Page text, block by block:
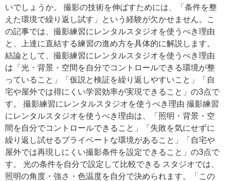
いでしょうか。 撮影の技術を伸ばすためには、「条件を整
えた環境で繰り返し試す」という経験が欠かせません。こ
の記事では、撮影練習にレンタルスタジオを使うべき理由
と、上達に直結する練習の進め方を具体的に解説します。
結論として、撮影練習にレンタルスタジオを使うべき理由
は「光・背景・空間を自分でコントロールできる環境が整
っていること」「仮説と検証を繰り返しやすいこと」「自
宅や屋外では得にくい学習効率が実現できること」の3点で
す。 撮影練習にレンタルスタジオを使うべき理由 撮影練習
にレンタルスタジオを使うべき理由は、「照明・背景・空
間を自分でコントロールできること」「失敗を気にせずに
繰り返し試せるプライベートな環境があること」「自宅や
屋外では再現しにくい撮影条件を設定できること」の3点で
す。 光の条件を自分で設定して比較できる スタジオでは、
照明の角度・強さ・色温度を自分で決められます。「この